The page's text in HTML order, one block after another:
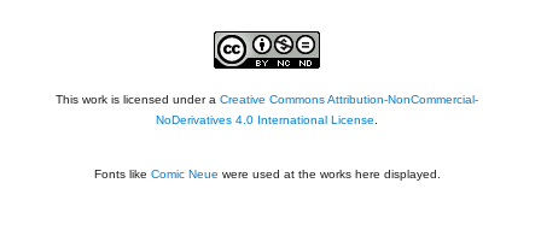
This work is licensed under aCreative Commons Attribution-NonCommercial-
NoDerivatives 4.0 International License
Fonts like Comic Neue were used at the works here displayed.